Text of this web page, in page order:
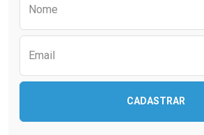
Comprar sem Desconto
Comprar sem Desconto
Nome
Email
CADASTRAR